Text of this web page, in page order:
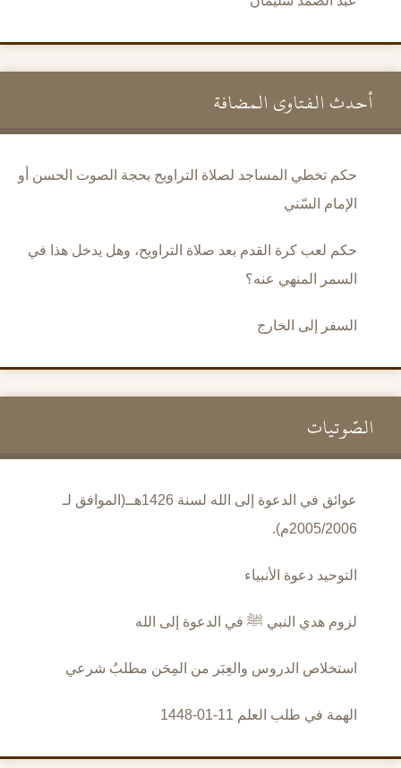
أحدث الفتاوى المضافة
حكم تخطي المساجد لصلاة التراويح بحجة الصوت الحسن أو
الإمام السّني
حكم لعب كرة القدم بعد صلاة التراويح، وهل يدخل هذا في
السمر المنهي عنه؟
السفر إلى الخارج
الصَّوتيات
عوائق في الدعوة إلى الله لسنة 1426هــ(الموافق لـ
2005/2006م).
التوحيد دعوة الأنبياء
لزوم هدي النبي ﷺ في الدعوة إلى الله
استخلاص الدروس والعِبَر من المِحَن مطلبٌ شرعي
الهمة في طلب العلم 11-01-1448